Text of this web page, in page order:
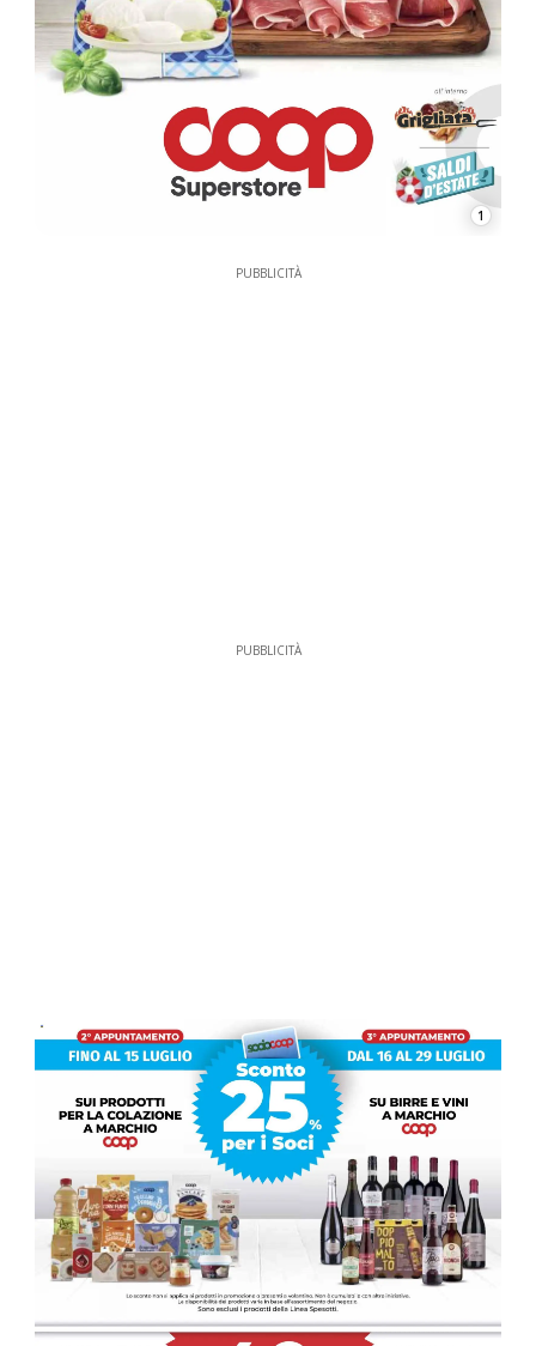
1
PUBBLICITÀ
PUBBLICITÀ